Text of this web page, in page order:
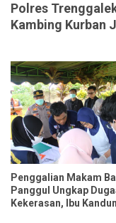
Polres
Kambing Kurban
Penggalian Makam
Panggul Ungkap
Kekerasan, Ibu